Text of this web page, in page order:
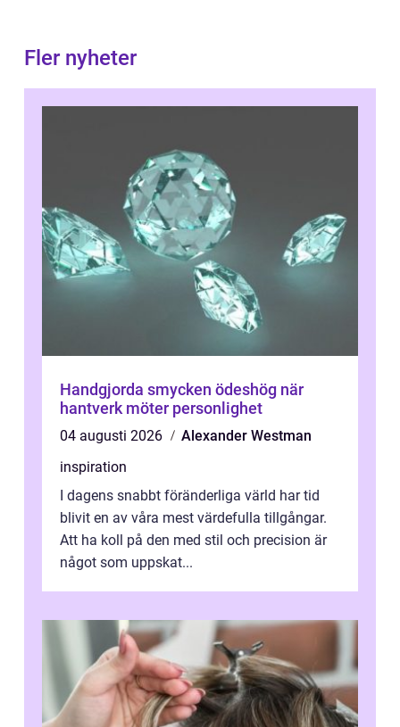
Fler nyheter
Handgjorda smycken ödeshög när
hantverk möter personlighet
04 augusti 2026
Alexander Westman
inspiration
I dagens snabbt föränderliga värld har tid
blivit en av våra mest värdefulla tillgångar.
Att ha koll på den med stil och precision är
något som uppskat...